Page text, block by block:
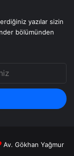
yazılar sizin
bölümünden
Av. Gökhan Yağmur